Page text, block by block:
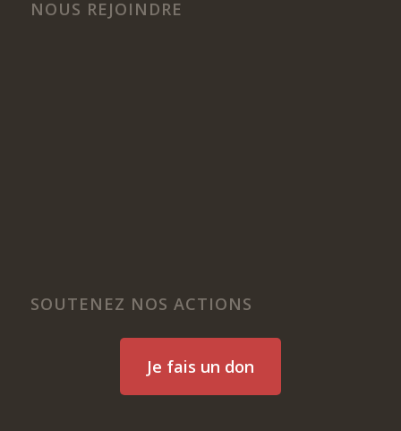
NOUS REJOINDRE
SOUTENEZ NOS ACTIONS
Je fais un don